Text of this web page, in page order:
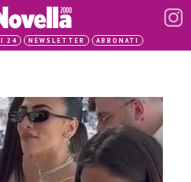
24 NEWSLETTER ABBONATI